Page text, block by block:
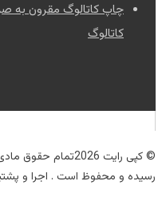
چاپ کاتالوگ مقرون به
کاتالوگ
© کپی رایت
رسیده و محفوظ است . اجرا و